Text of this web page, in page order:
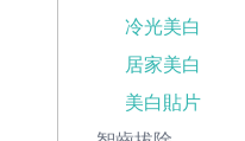
冷光美白
居家美白
美白貼片